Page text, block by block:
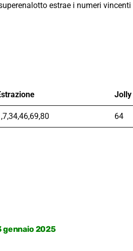
estrae i numeri
Jolly
64
gennaio 2025